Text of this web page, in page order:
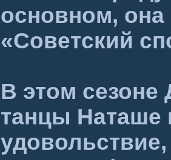
основном,
«Советский
В этом сезоне
танцы Наташе